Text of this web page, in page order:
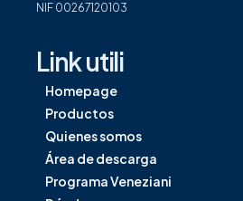
NIF 00267120103
Link utili
Homepage
Productos
Quienes somos
Área de descarga
Programa Veneziani